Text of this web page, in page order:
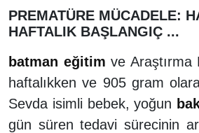
PREMATÜRE MÜCADELE:
HAFTALIK BAŞLANGIÇ ...
batman eğitim ve Araştırma
haftalıkken ve 905 gram
Sevda isimli bebek, yoğun
gün süren tedavi sürecinin